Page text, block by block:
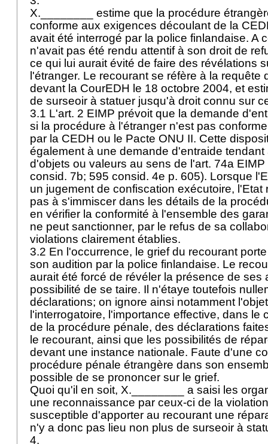
X.________ estime que la procédure
conforme aux exigences découlant de la
avait été interrogé par la police finlandaise. A
n'avait pas été rendu attentif à son droit de
ce qui lui aurait évité de faire des révélations
l'étranger. Le recourant se réfère à la requête
devant la CourEDH le 18 octobre 2004, et
de surseoir à statuer jusqu'à droit connu sur
3.1 L'art. 2 EIMP prévoit que la demande
si la procédure à l'étranger n'est pas
par la CEDH ou le Pacte ONU II. Cette
également à une demande d'entraide tendant
d'objets ou valeurs au sens de l'art. 74a EIMP
consid. 7b; 595 consid. 4e p. 605). Lorsque
un jugement de confiscation exécutoire, l'Etat
pas à s'immiscer dans les détails de la
en vérifier la conformité à l'ensemble des
ne peut sanctionner, par le refus de sa
violations clairement établies.
3.2 En l'occurrence, le grief du recourant
son audition par la police finlandaise. Le
aurait été forcé de révéler la présence de ses
possibilité de se taire. Il n'étaye toutefois
déclarations; on ignore ainsi notamment
l'interrogatoire, l'importance effective, dans le
de la procédure pénale, des déclarations
le recourant, ainsi que les possibilités de
devant une instance nationale. Faute d'une
procédure pénale étrangère dans son
possible de se prononcer sur le grief.
Quoi qu'il en soit, X.________ a saisi les
une reconnaissance par ceux-ci de la
susceptible d'apporter au recourant une
n'y a donc pas lieu non plus de surseoir à
4.